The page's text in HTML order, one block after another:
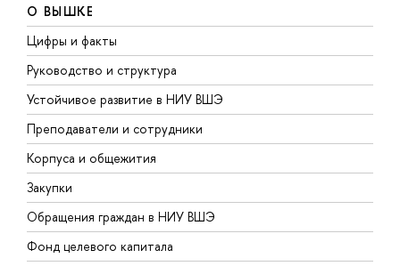
О ВЫШКЕ
Цифры и факты
Руководство и структура
Устойчивое развитие в НИУ ВШЭ
Преподаватели и сотрудники
Корпуса и общежития
Закупки
Обращения граждан в НИУ ВШЭ
Фонд целевого капитала